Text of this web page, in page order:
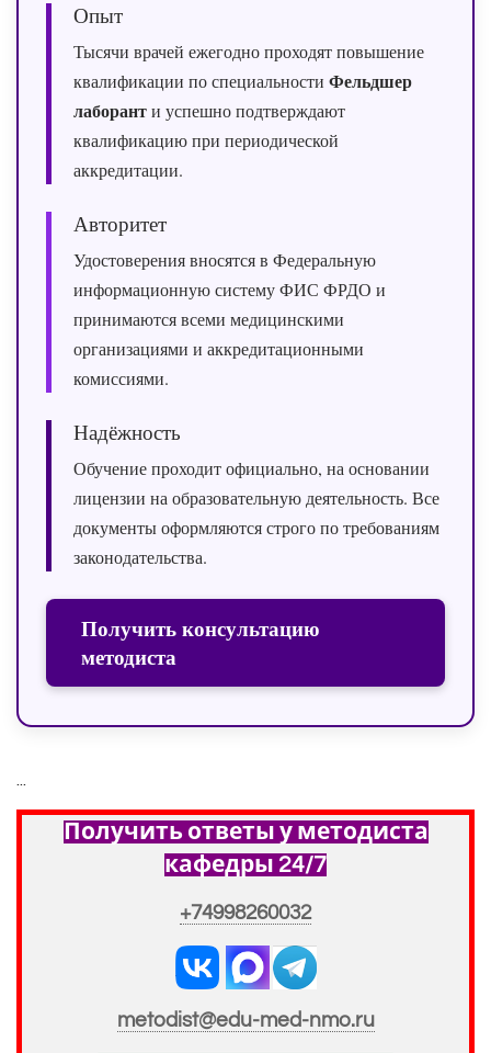
Опыт
Тысячи врачей ежегодно проходят повышение
квалификации по специальности Фельдшер
лаборанти успешно подтверждают
квалификацию при периодической
аккредитации.
Авторитет
Удостоверения вносятся в Федеральную
информационную систему ФИС ФРДО и
принимаются всеми медицинскими
организациями и аккредитационными
комиссиями.
Надёжность
Обучение проходит официально, на основании
лицензии на образовательную деятельность. Все
документы оформляются строго по требованиям
законодательства.
Получить консультацию
методиста
...
Получить ответы у методиста
кафедры 24/7
+74998260032
metodist@edu-med-nmo.ru